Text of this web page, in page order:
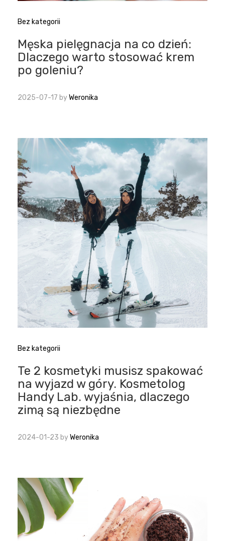
Bez kategorii
Męska pielęgnacja na co dzień:
Dlaczego warto stosować krem
po goleniu?
2025-07-17 byWeronika
Bez kategorii
Te 2 kosmetyki musisz spakować
na wyjazd w góry. Kosmetolog
Handy Lab. wyjaśnia, dlaczego
zimą są niezbędne
2024-01-23 byWeronika